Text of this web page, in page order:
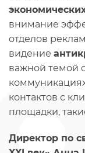
внимание
отделов
видение
важной темой
контактов с
площадки,
Директор по